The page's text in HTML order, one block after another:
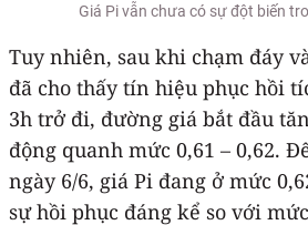
Giá Pi vẫn chưa có sự đột biến
Tuy nhiên, sau khi chạm đáy
đã cho thấy tín hiệu phục hồi
3h trở đi, đường giá bắt đầu
động quanh mức 0,61 – 0,62.
ngày 6/6, giá Pi đang ở mức
sự hồi phục đáng kể so với